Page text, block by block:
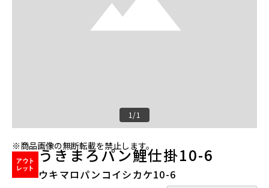
1/1
※商品画像の無断転載を禁止します。
うきまろパン鯉仕掛10-6
ウキマロパンコイシカケ10-6